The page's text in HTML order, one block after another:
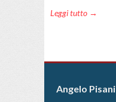
Leggi tutto →
Angelo Pisani